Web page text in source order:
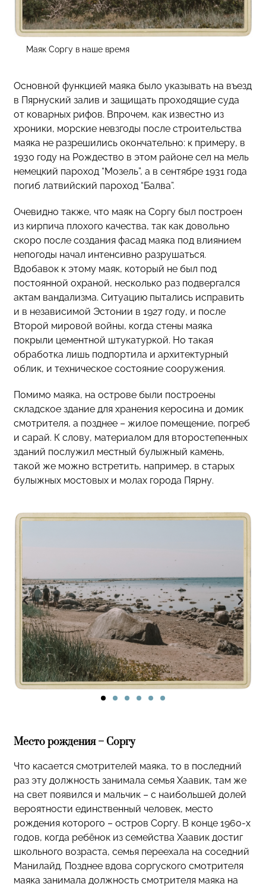
Маяк Соргу в наше время
Основной функцией маяка было указывать на въезд
в Пярнуский залив и защищать проходящие суда
от коварных рифов. Впрочем, как известно из
хроники, морские невзгоды после строительства
маяка не разрешились окончательно: к примеру, в
1930 году на Рождество в этом районе сел на мель
немецкий пароход “Мозель”, а в сентябре 1931 года
погиб латвийский пароход “Балва”.
Очевидно также, что маяк на Соргу был построен
из кирпича плохого качества, так как довольно
скоро после создания фасад маяка под влиянием
непогоды начал интенсивно разрушаться.
Вдобавок к этому маяк, который не был под
постоянной охраной, несколько раз подвергался
актам вандализма. Ситуацию пытались исправить
и в независимой Эстонии в 1927 году, и после
Второй мировой войны, когда стены маяка
покрыли цементной штукатуркой. Но такая
обработка лишь подпортила и архитектурный
облик, и техническое состояние сооружения.
Помимо маяка, на острове были построены
складское здание для хранения керосина и домик
смотрителя, а позднее – жилое помещение, погреб
и сарай. К слову, материалом для второстепенных
зданий послужил местный булыжный камень,
такой же можно встретить, например, в старых
булыжных мостовых и молах города Пярну.
Место рождения – Соргу
Что касается смотрителей маяка, то в последний
раз эту должность занимала семья Хаавик, там же
на свет появился и мальчик – с наибольшей долей
вероятности единственный человек, место
рождения которого – остров Соргу. В конце 1960-х
годов, когда ребёнок из семейства Хаавик достиг
школьного возраста, семья переехала на соседний
Манилайд. Позднее вдова соргуского смотрителя
маяка занимала должность смотрителя маяка на